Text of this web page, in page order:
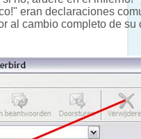
eran declaraciones
al cambio completo de su